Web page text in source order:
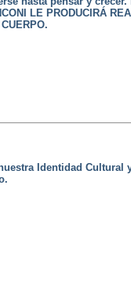
LE PRODUCIRÁ
Identidad